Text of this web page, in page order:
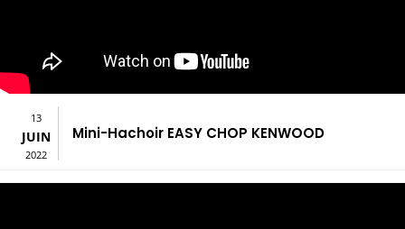
13
JUIN
2022
Mini-Hachoir EASY CHOP KENWOOD